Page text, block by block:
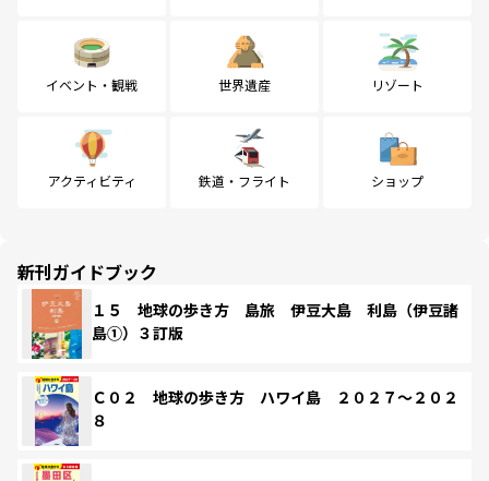
イベント・観戦 世界遺産 リゾート
アクティビティ 鉄道・フライト ショップ
新刊ガイドブック
１５ 地球の歩き方 島旅 伊豆大島 利島（伊豆諸
島①）３訂版
Ｃ０２ 地球の歩き方 ハワイ島 ２０２７～２０２
８